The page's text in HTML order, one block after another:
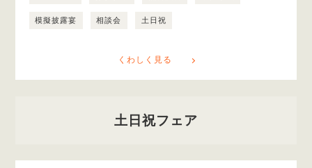
模擬披露宴 相談会 土日祝
くわしく見る
土日祝フェア